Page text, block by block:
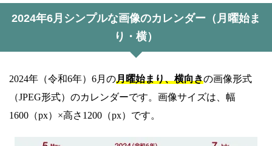
2024年6月シンプルな画像のカレンダー（月曜始ま
り・横）
2024年（令和6年）6月の月曜始まり、横向きの画像形式
（JPEG形式）のカレンダーです。画像サイズは、幅
1600（px）×高さ1200（px）です。